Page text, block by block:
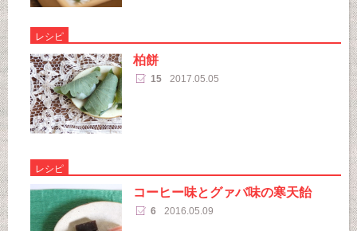
レシピ
柏餅
15 2017.05.05
レシピ
コーヒー味とグァバ味の寒天飴
6 2016.05.09